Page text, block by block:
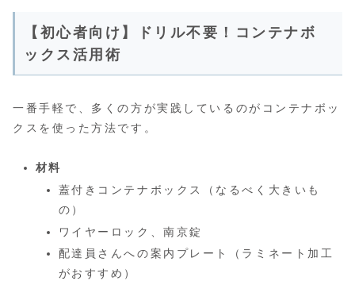
【初心者向け】ドリル不要！コンテナボ
ックス活用術
一番手軽で、多くの方が実践しているのがコンテナボッ
クスを使った方法です。
材料
蓋付きコンテナボックス（なるべく大きいも
の）
ワイヤーロック、南京錠
配達員さんへの案内プレート（ラミネート加工
がおすすめ）